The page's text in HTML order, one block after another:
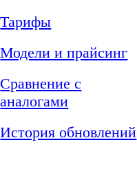
Тарифы
Модели и прайсинг
Сравнение с
аналогами
История обновлений